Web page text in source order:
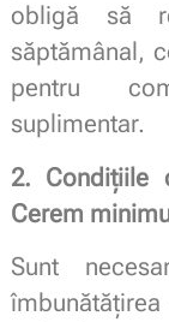
obligă să
săptămânal,
pentru
suplimentar.
2. Condițiile
Cerem
Sunt